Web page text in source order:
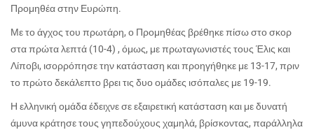
Προμηθέα στην Ευρώπη.
Με το άγχος του πρωτάρη, ο Προμηθέας βρέθηκε πίσω στο σκορ
στα πρώτα λεπτά (10-4) , όμως, με πρωταγωνιστές τους Έλις και
Λίποβι, ισορρόπησε την κατάσταση και προηγήθηκε με 13-17, πριν
το πρώτο δεκάλεπτο βρει τις δυο ομάδες ισόπαλες με 19-19.
Η ελληνική ομάδα έδειχνε σε εξαιρετική κατάσταση και με δυνατή
άμυνα κράτησε τους γηπεδούχους χαμηλά, βρίσκοντας, παράλληλα